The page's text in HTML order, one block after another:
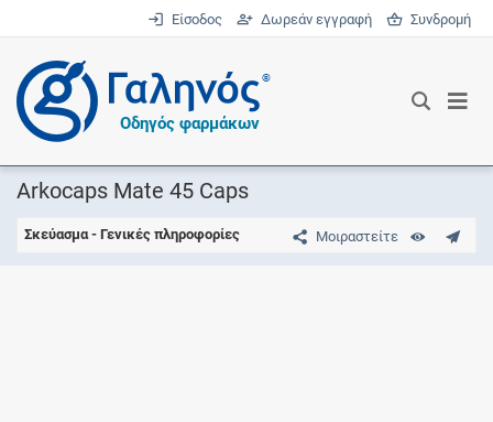
Είσοδος Δωρεάν εγγραφή Συνδρομή
®
Οδηγός φαρμάκων
Arkocaps Mate 45 Caps
Μοιραστείτε
Σκεύασμα - Γενικές πληροφορίες